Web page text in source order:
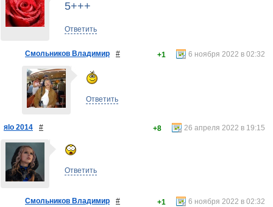
5+++
Ответить
Смольников Владимир # 6 ноября 2022 в 02:32
+1
Ответить
яlo 2014 # 26 апреля 2022 в 19:15
+8
Ответить
Смольников Владимир # 6 ноября 2022 в 02:32
+1